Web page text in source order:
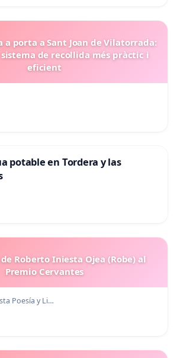
porta a Sant Joan de Vilatorrada:
de recollida més pràctic i
eficient
potable en Tordera y las
Roberto Iniesta Ojea (Robe) al
Premio Cervantes
Poesía y Li…